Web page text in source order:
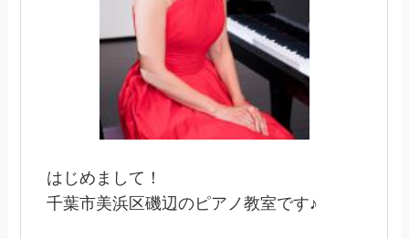
はじめまして！
千葉市美浜区磯辺のピアノ教室です♪